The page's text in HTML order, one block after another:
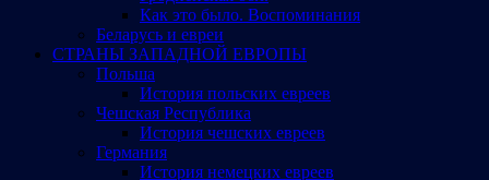
Как это было. Воспоминания
Беларусь и евреи
СТРАНЫ ЗАПАДНОЙ ЕВРОПЫ
Польша
История польских евреев
Чешская Республика
История чешских евреев
Германия
История немецких евреев